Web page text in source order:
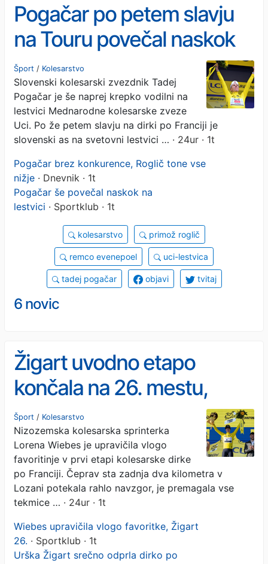
Pogačar po petem slavju
na Touru povečal naskok
na svetovni lestvici
Šport / Kolesarstvo
Slovenski kolesarski zvezdnik Tadej
Pogačar je še naprej krepko vodilni na
lestvici Mednarodne kolesarske zveze
Uci. Po že petem slavju na dirki po Franciji je
slovenski as na svetovni lestvici … · 24ur · 1t
Pogačar brez konkurence, Roglič tone vse
nižje · Dnevnik · 1t
Pogačar še povečal naskok na
lestvici · Sportklub · 1t
kolesarstvo primož roglič
remco evenepoel uci-lestvica
tadej pogačar objavi tvitaj
6 novic
Žigart uvodno etapo
končala na 26. mestu,
zmaga za Wiebes
Šport / Kolesarstvo
Nizozemska kolesarska sprinterka
Lorena Wiebes je upravičila vlogo
favoritinje v prvi etapi kolesarske dirke
po Franciji. Čeprav sta zadnja dva kilometra v
Lozani potekala rahlo navzgor, je premagala vse
tekmice … · 24ur · 1t
Wiebes upravičila vlogo favoritke, Žigart
26. · Sportklub · 1t
Urška Žigart srečno odprla dirko po